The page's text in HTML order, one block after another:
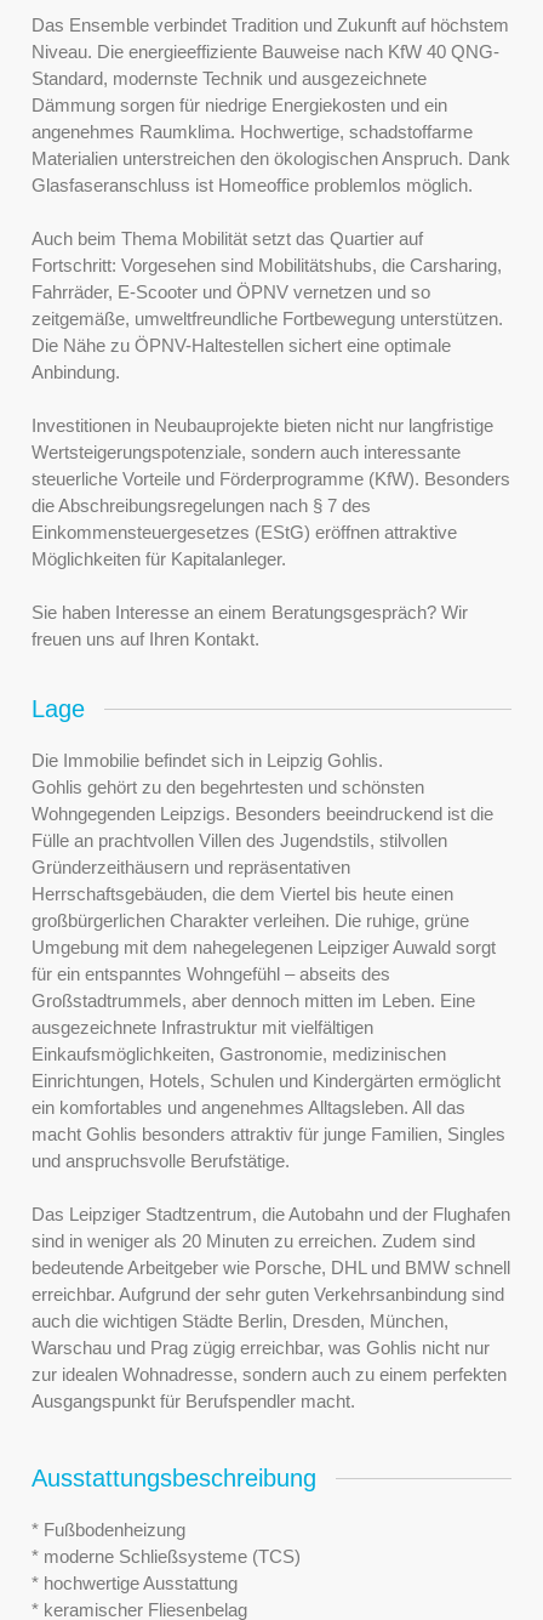
Das Ensemble verbindet Tradition und Zukunft auf höchstem
Niveau. Die energieeffiziente Bauweise nach KfW 40 QNG-
Standard, modernste Technik und ausgezeichnete
Dämmung sorgen für niedrige Energiekosten und ein
angenehmes Raumklima. Hochwertige, schadstoffarme
Materialien unterstreichen den ökologischen Anspruch. Dank
Glasfaseranschluss ist Homeoffice problemlos möglich.
Auch beim Thema Mobilität setzt das Quartier auf
Fortschritt: Vorgesehen sind Mobilitätshubs, die Carsharing,
Fahrräder, E-Scooter und ÖPNV vernetzen und so
zeitgemäße, umweltfreundliche Fortbewegung unterstützen.
Die Nähe zu ÖPNV-Haltestellen sichert eine optimale
Anbindung.
Investitionen in Neubauprojekte bieten nicht nur langfristige
Wertsteigerungspotenziale, sondern auch interessante
steuerliche Vorteile und Förderprogramme (KfW). Besonders
die Abschreibungsregelungen nach § 7 des
Einkommensteuergesetzes (EStG) eröffnen attraktive
Möglichkeiten für Kapitalanleger.
Sie haben Interesse an einem Beratungsgespräch? Wir
freuen uns auf Ihren Kontakt.
Lage
Die Immobilie befindet sich in Leipzig Gohlis.
Gohlis gehört zu den begehrtesten und schönsten
Wohngegenden Leipzigs. Besonders beeindruckend ist die
Fülle an prachtvollen Villen des Jugendstils, stilvollen
Gründerzeithäusern und repräsentativen
Herrschaftsgebäuden, die dem Viertel bis heute einen
großbürgerlichen Charakter verleihen. Die ruhige, grüne
Umgebung mit dem nahegelegenen Leipziger Auwald sorgt
für ein entspanntes Wohngefühl – abseits des
Großstadtrummels, aber dennoch mitten im Leben. Eine
ausgezeichnete Infrastruktur mit vielfältigen
Einkaufsmöglichkeiten, Gastronomie, medizinischen
Einrichtungen, Hotels, Schulen und Kindergärten ermöglicht
ein komfortables und angenehmes Alltagsleben. All das
macht Gohlis besonders attraktiv für junge Familien, Singles
und anspruchsvolle Berufstätige.
Das Leipziger Stadtzentrum, die Autobahn und der Flughafen
sind in weniger als 20 Minuten zu erreichen. Zudem sind
bedeutende Arbeitgeber wie Porsche, DHL und BMW schnell
erreichbar. Aufgrund der sehr guten Verkehrsanbindung sind
auch die wichtigen Städte Berlin, Dresden, München,
Warschau und Prag zügig erreichbar, was Gohlis nicht nur
zur idealen Wohnadresse, sondern auch zu einem perfekten
Ausgangspunkt für Berufspendler macht.
Ausstattungsbeschreibung
* Fußbodenheizung
* moderne Schließsysteme (TCS)
* hochwertige Ausstattung
* keramischer Fliesenbelag